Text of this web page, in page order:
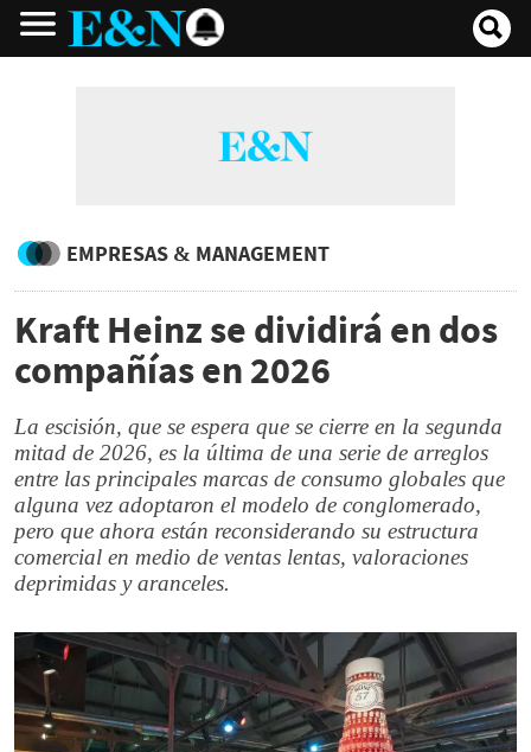
EMPRESAS & MANAGEMENT
Kraft Heinz se dividirá en dos
compañías en 2026
La escisión, que se espera que se cierre en la segunda
mitad de 2026, es la última de una serie de arreglos
entre las principales marcas de consumo globales que
alguna vez adoptaron el modelo de conglomerado,
pero que ahora están reconsiderando su estructura
comercial en medio de ventas lentas, valoraciones
deprimidas y aranceles.